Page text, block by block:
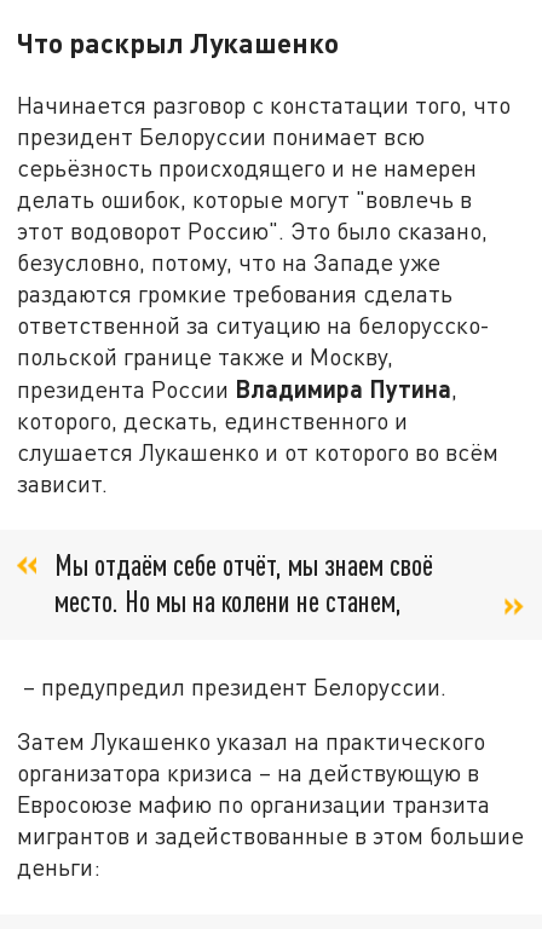
Что раскрыл Лукашенко
Начинается разговор с констатации того, что
президент Белоруссии понимает всю
серьёзность происходящего и не намерен
делать ошибок, которые могут "вовлечь в
этот водоворот Россию". Это было сказано,
безусловно, потому, что на Западе уже
раздаются громкие требования сделать
ответственной за ситуацию на белорусско-
польской границе также и Москву,
президента России Владимира Путина,
которого, дескать, единственного и
слушается Лукашенко и от которого во всём
зависит.
Мы отдаём себе отчёт, мы знаем своё
место. Но мы на колени не станем,
– предупредил президент Белоруссии.
Затем Лукашенко указал на практического
организатора кризиса – на действующую в
Евросоюзе мафию по организации транзита
мигрантов и задействованные в этом большие
деньги: